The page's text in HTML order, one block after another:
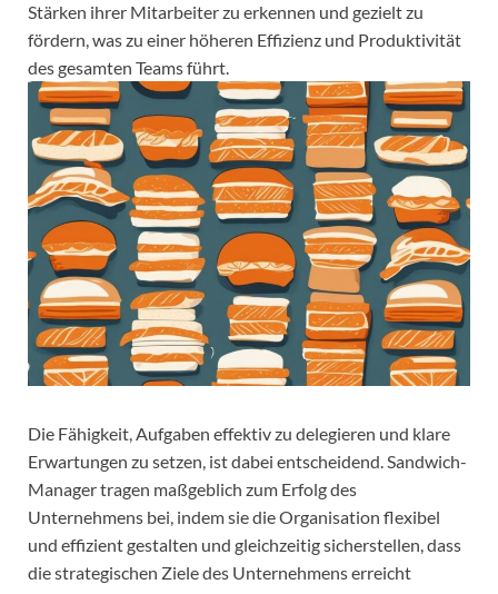
Stärken ihrer Mitarbeiter zu erkennen und gezielt zu
fördern, was zu einer höheren Effizienz und Produktivität
des gesamten Teams führt.
Die Fähigkeit, Aufgaben effektiv zu delegieren und klare
Erwartungen zu setzen, ist dabei entscheidend. Sandwich-
Manager tragen maßgeblich zum Erfolg des
Unternehmens bei, indem sie die Organisation flexibel
und effizient gestalten und gleichzeitig sicherstellen, dass
die strategischen Ziele des Unternehmens erreicht